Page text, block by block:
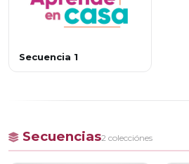
Secuencia 1
Secuencias2 colecciónes